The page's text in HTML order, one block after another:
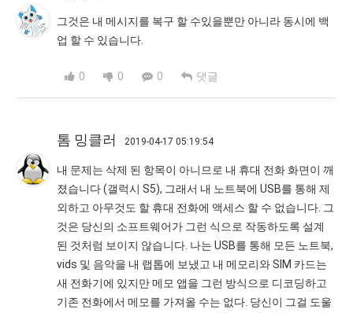
그것은 내 메시지를 복구 할 수있을뿐만 아니라 동시에 백
업 할 수 있습니다.
0 0 0 댓글
톰 밍클러 2019-04-17 05:19:54
내 문제는 삭제 된 항목이 아니므로 내 휴대 전화 화면이 깨
졌습니다 (갤럭시 S5), 그래서 내 노트북에 USB를 통해 제
외하고 아무것도 할 휴대 전화에 액세스 할 수 없습니다. 그
것은 당신의 소프트웨어가 그런 식으로 작동하도록 설계
된 것처럼 보이지 않습니다. 나는 USB를 통해 모든 노트북,
vids 및 음악을 내 랩톱에 보냈고 내 메모리와 SIM 카드는
새 전화기에 있지만 메모 앱을 그런 방식으로 디코딩하고
기존 전화에서 메모를 가져올 수는 없다. 당신이 그걸 도울